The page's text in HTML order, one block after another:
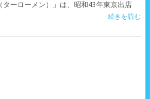
ターローメン）」は、昭和43年東京出店
続きを読む